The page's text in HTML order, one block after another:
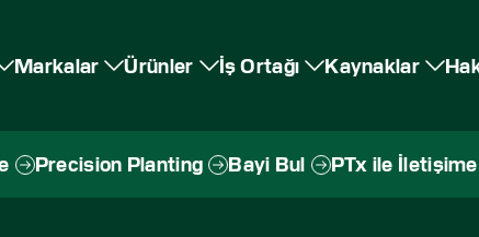
Markalar Ürünler İş Ortağı Kaynaklar
Precision Planting Bayi Bul PTx ile